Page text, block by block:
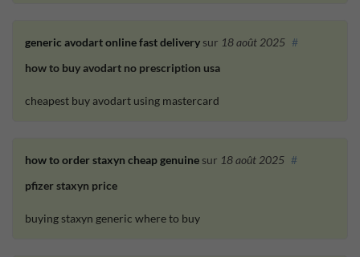
generic avodart online fast delivery sur 18 août 2025 #
how to buy avodart no prescription usa
cheapest buy avodart using mastercard
how to order staxyn cheap genuine sur 18 août 2025 #
pfizer staxyn price
buying staxyn generic where to buy